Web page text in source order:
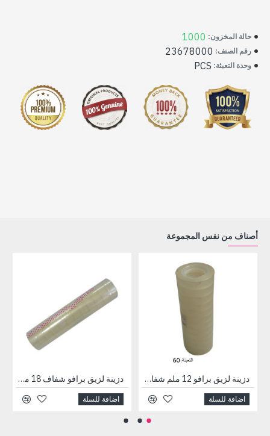
حالة المخزون: 1000
رقم الصنف: 23678000
وحدة التعبئة: PCS
أصناف من نفس المجموعة
دزينة لزيق برافو 12 ملم شفاف 30 يارد
اضافة للسلة
دزينة لزيق برافو شفاف 18 ملم × 30 Y
اضافة للسلة